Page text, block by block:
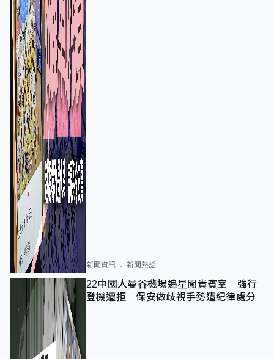
新聞資訊 新聞熱話
22中國人曼谷機場追星闖貴賓室 強行
登機遭拒 保安做歧視手勢遭紀律處分